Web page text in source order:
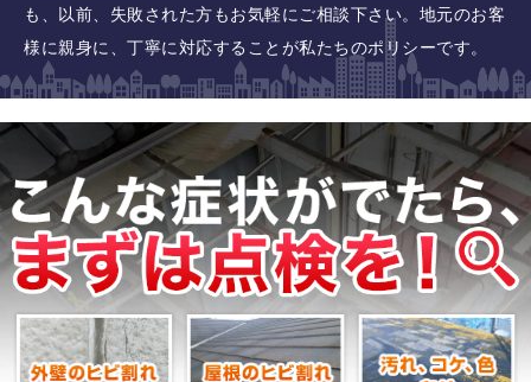
も、以前、失敗された方もお気軽にご相談下さい。地元のお客
様に親身に、丁寧に対応することが私たちのポリシーです。